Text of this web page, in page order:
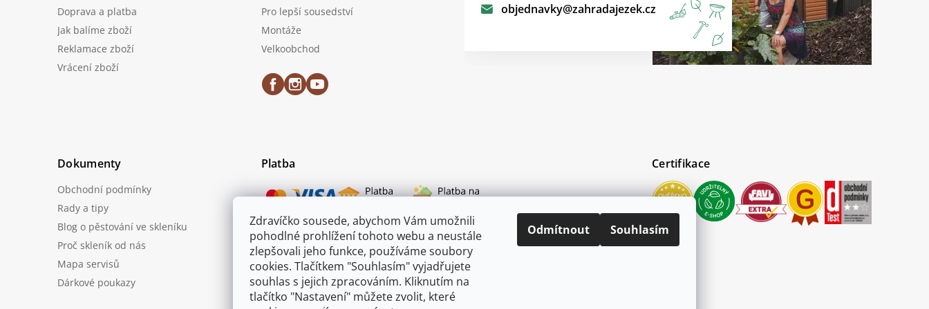
Zdravíčko sousede, abychom Vám umožnili
pohodlné prohlížení tohoto webu a neustále
zlepšovali jeho funkce, používáme soubory
cookies. Tlačítkem "Souhlasím" vyjadřujete
souhlas s jejich zpracováním. Kliknutím na
tlačítko "Nastavení" můžete zvolit, které
Odmítnout Souhlasím
Doprava a platba
Jak balíme zboží
Reklamace zboží
Vrácení zboží
Pro lepší sousedství
Montáže
Velkoobchod
objednavky@zahradajezek.cz
Dokumenty
Obchodní podmínky
Rady a tipy
Blog o pěstování ve skleníku
Proč skleník od nás
Mapa servisů
Dárkové poukazy
Platba
Možnosti dopravy
Certifikace